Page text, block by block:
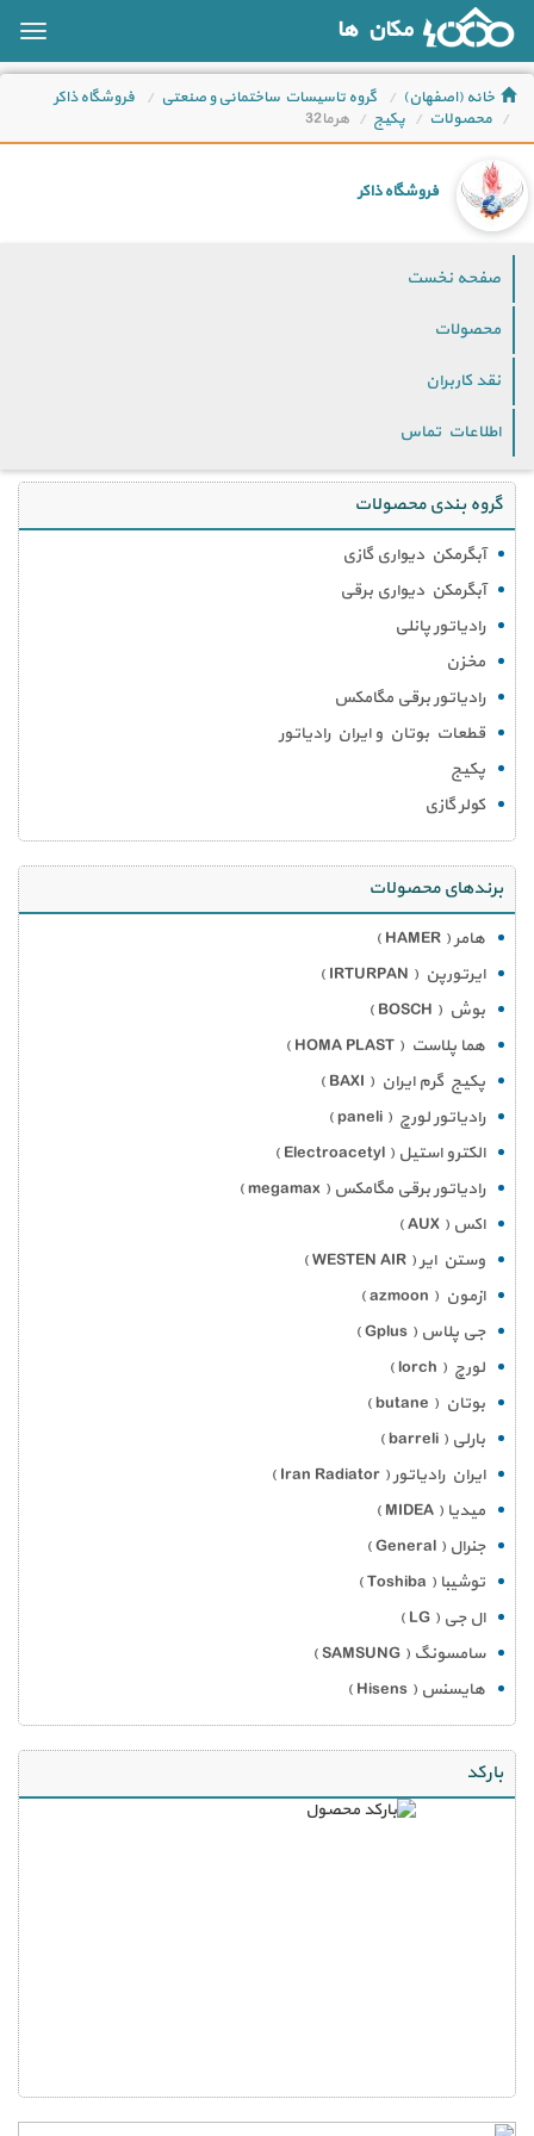
مکان ها
خانه (اصفهان) گروه تاسیسات ساختمانی و صنعتی
فروشگاه ذاکر
محصولات
پکیج هرما32
فروشگاه ذاکر
صفحه نخست
محصولات
نقد کاربران
اطلاعات تماس
گروه بندی محصولات
آبگرمکن دیواری گازی
آبگرمکن دیواری برقی
رادیاتور پانلی
مخزن
رادیاتور برقی مگامکس
قطعات بوتان و ایران رادیاتور
پکیج
کولر گازی
برندهای محصولات
هامر ( HAMER )
ایرتورپن ( IRTURPAN )
بوش ( BOSCH )
هما پلاست ( HOMA PLAST )
پکیج گرم ایران ( BAXI )
رادیاتور لورچ ( paneli )
الکترو استیل ( Electroacetyl )
رادیاتور برقی مگامکس ( megamax )
اکس ( AUX )
وستن ایر ( WESTEN AIR )
ازمون ( azmoon )
جی پلاس ( Gplus )
لورچ ( lorch )
بوتان ( butane )
بارلی ( barreli )
ایران رادیاتور ( Iran Radiator )
میدیا ( MIDEA )
جنرال ( General )
توشیبا ( Toshiba )
ال جی ( LG )
سامسونگ ( SAMSUNG )
هایسنس ( Hisens )
بارکد